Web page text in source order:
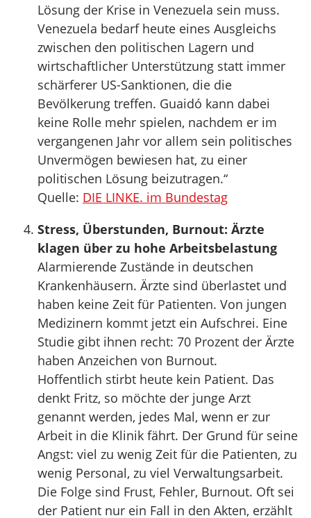
Lösung der Krise in Venezuela sein muss.
Venezuela bedarf heute eines Ausgleichs
zwischen den politischen Lagern und
wirtschaftlicher Unterstützung statt immer
schärferer US-Sanktionen, die die
Bevölkerung treffen. Guaidó kann dabei
keine Rolle mehr spielen, nachdem er im
vergangenen Jahr vor allem sein politisches
Unvermögen bewiesen hat, zu einer
politischen Lösung beizutragen.“
Quelle: DIE LINKE. im Bundestag
Stress, Überstunden, Burnout: Ärzte
klagen über zu hohe Arbeitsbelastung
Alarmierende Zustände in deutschen
Krankenhäusern. Ärzte sind überlastet und
haben keine Zeit für Patienten. Von jungen
Medizinern kommt jetzt ein Aufschrei. Eine
Studie gibt ihnen recht: 70 Prozent der Ärzte
haben Anzeichen von Burnout.
Hoffentlich stirbt heute kein Patient. Das
denkt Fritz, so möchte der junge Arzt
genannt werden, jedes Mal, wenn er zur
Arbeit in die Klinik fährt. Der Grund für seine
Angst: viel zu wenig Zeit für die Patienten, zu
wenig Personal, zu viel Verwaltungsarbeit.
Die Folge sind Frust, Fehler, Burnout. Oft sei
der Patient nur ein Fall in den Akten, erzählt